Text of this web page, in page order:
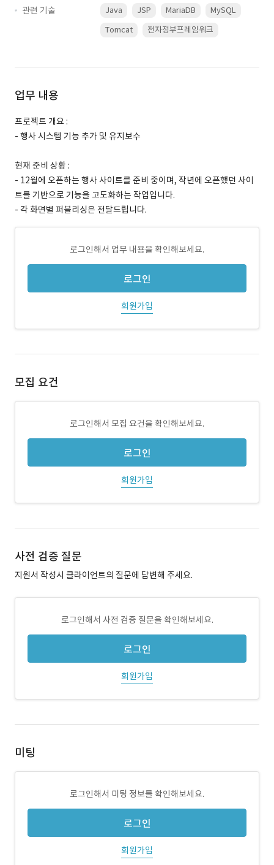
관련 기술
Java JSP MariaDB
MySQL
Tomcat
전자정부프레임워크
업무 내용
프로젝트 개요 :
- 행사 시스템 기능 추가 및 유지보수
현재 준비 상황 :
- 12월에 오픈하는 행사 사이트를 준비 중이며, 작년에 오픈했던 사이
트를 기반으로 기능을 고도화하는 작업입니다.
- 각 화면별 퍼블리싱은 전달드립니다.
로그인해서 업무 내용을 확인해보세요.
로그인
회원가입
모집 요건
로그인해서 모집 요건을 확인해보세요.
로그인
회원가입
사전 검증 질문
지원서 작성시 클라이언트의 질문에 답변해 주세요.
로그인해서 사전 검증 질문을 확인해보세요.
로그인
회원가입
미팅
로그인해서 미팅 정보를 확인해보세요.
로그인
회원가입